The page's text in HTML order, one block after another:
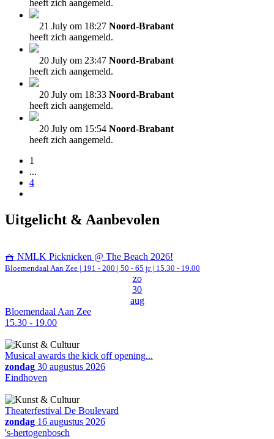
heeft zich aangemeld.
21 July om 18:27 Noord-Brabant
heeft zich aangemeld.
20 July om 23:47 Noord-Brabant
heeft zich aangemeld.
20 July om 18:33 Noord-Brabant
heeft zich aangemeld.
20 July om 15:54 Noord-Brabant
heeft zich aangemeld.
1
...
4
Uitgelicht & Aanbevolen
🧺 NMLK Picknicken @ The Beach 2026!
Bloemendaal Aan Zee | 191 - 200 | 50 - 65 jr | 15.30 - 19.00
zo
30
aug
Bloemendaal Aan Zee
15.30 - 19.00
Musical awards the kick off opening...
zondag 30 augustus 2026
Eindhoven
Theaterfestival De Boulevard
zondag 16 augustus 2026
's-hertogenbosch